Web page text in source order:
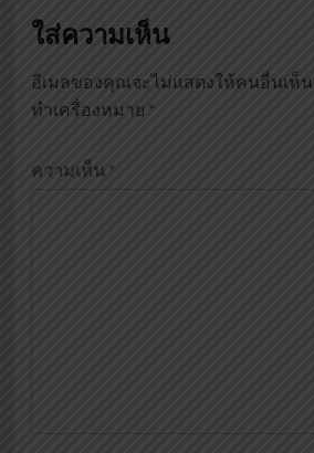
ใส่ความเห็น
อีเมลของคุณจะไม่แสดงให้คนอื่นเห็น
ทำเครื่องหมาย *
ความเห็น *